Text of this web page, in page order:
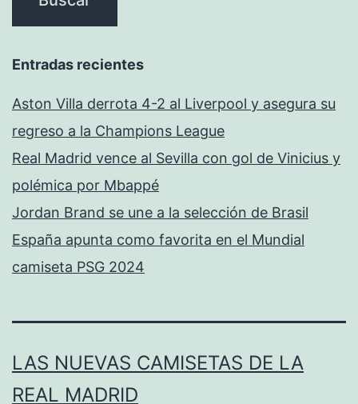
Entradas recientes
Aston Villa derrota 4-2 al Liverpool y asegura su
regreso a la Champions League
Real Madrid vence al Sevilla con gol de Vinicius y
polémica por Mbappé
Jordan Brand se une a la selección de Brasil
España apunta como favorita en el Mundial
camiseta PSG 2024
LAS NUEVAS CAMISETAS DE LA
REAL MADRID